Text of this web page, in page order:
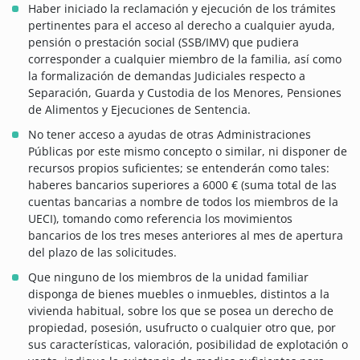
Haber iniciado la reclamación y ejecución de los trámites
pertinentes para el acceso al derecho a cualquier ayuda,
pensión o prestación social (SSB/IMV) que pudiera
corresponder a cualquier miembro de la familia, así como
la formalización de demandas Judiciales respecto a
Separación, Guarda y Custodia de los Menores, Pensiones
de Alimentos y Ejecuciones de Sentencia.
No tener acceso a ayudas de otras Administraciones
Públicas por este mismo concepto o similar, ni disponer de
recursos propios suficientes; se entenderán como tales:
haberes bancarios superiores a 6000 € (suma total de las
cuentas bancarias a nombre de todos los miembros de la
UECI), tomando como referencia los movimientos
bancarios de los tres meses anteriores al mes de apertura
del plazo de las solicitudes.
Que ninguno de los miembros de la unidad familiar
disponga de bienes muebles o inmuebles, distintos a la
vivienda habitual, sobre los que se posea un derecho de
propiedad, posesión, usufructo o cualquier otro que, por
sus características, valoración, posibilidad de explotación o